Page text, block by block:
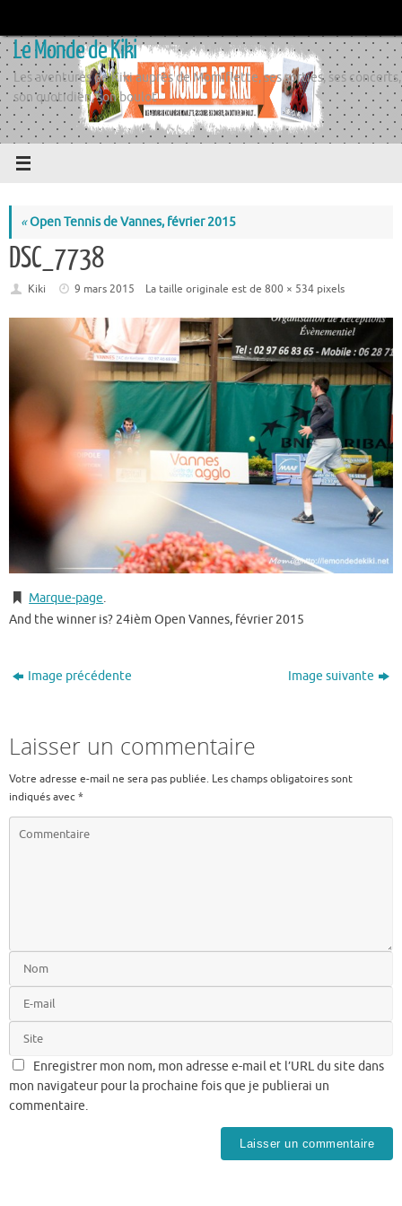
contenu
Le Monde de Kiki
Les aventures de Kiki auprès de Momiflette, ses sorties, ses concerts,
son quotidien, son boulot
«Open Tennis de Vannes, février 2015
DSC_7738
Kiki 9 mars 2015 La taille originale est de800 × 534 pixels
Marque-page.
And the winner is? 24ièm Open Vannes, février 2015
Image précédente Image suivante
Laisser un commentaire
Votre adresse e-mail ne sera pas publiée. Les champs obligatoires sont
indiqués avec*
Enregistrer mon nom, mon adresse e-mail et l’URL du site dans
mon navigateur pour la prochaine fois que je publierai un
commentaire.